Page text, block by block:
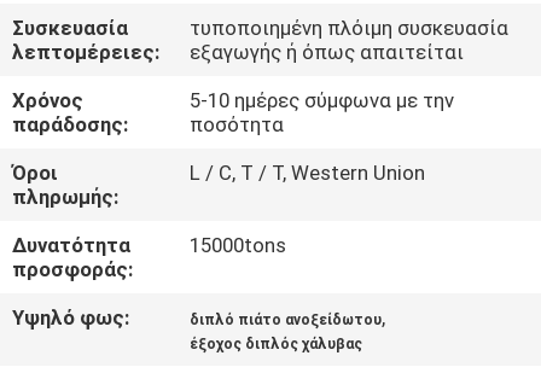
ΕΠΑΦΉ
ΕΙΔΉΣΕΙΣ
ΠΕΡΙΠΤΏΣΕΙΣ
COMPANY
Συσκευασία
λεπτομέρειες:
τυποποιημένη πλόιμη συσκευασία
εξαγωγής ή όπως απαιτείται
Χρόνος
παράδοσης:
5-10 ημέρες σύμφωνα με την
ποσότητα
Όροι
πληρωμής:
L / C, T / T, Western Union
Δυνατότητα
προσφοράς:
15000tons
Υψηλό φως: διπλό πιάτο ανοξείδωτου,
έξοχος διπλός χάλυβας